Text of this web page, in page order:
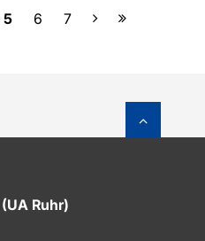
5 6 7 Nächste
Ruhr)